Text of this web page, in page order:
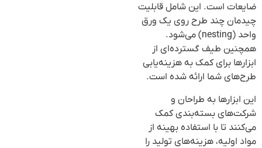
ضایعات است. این شامل قابلیت
چیدمان چند طرح روی یک ورق
واحد (nesting) می‌شود.
همچنین طیف گسترده‌ای از
ابزارها برای کمک به هزینه‌یابی
طرح‌های شما ارائه شده است.
این ابزارها به طراحان و
شرکت‌های بسته‌بندی کمک
می‌کنند تا با استفاده بهینه از
مواد اولیه، هزینه‌های تولید را